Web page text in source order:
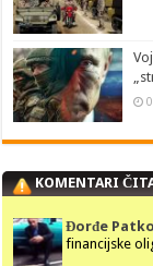
KOMENTARI
Đorđe
financijske